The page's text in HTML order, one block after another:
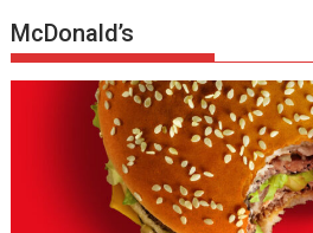
McDonald’s